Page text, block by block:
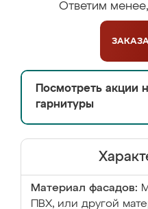
Ответим
Посмотреть акции
гарнитуры
Материал фасадов:
ПВХ, или другой